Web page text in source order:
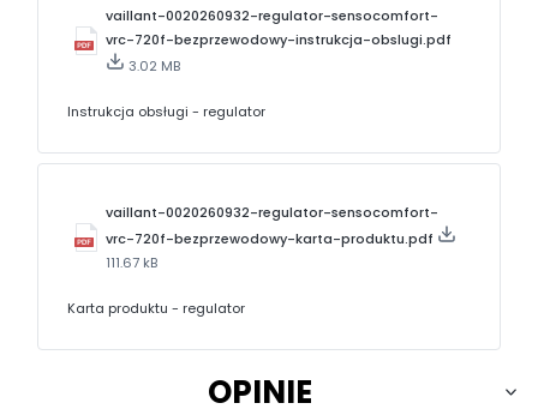
vaillant-0020260932-regulator-sensocomfort-
vrc-720f-bezprzewodowy-instrukcja-obslugi.pdf
3.02 MB
Instrukcja obsługi - regulator
vaillant-0020260932-regulator-sensocomfort-
vrc-720f-bezprzewodowy-karta-produktu.pdf
111.67 kB
Karta produktu - regulator
OPINIE